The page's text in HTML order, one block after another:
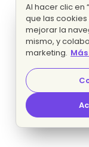
Al hacer clic en
que las
mejorar la
mismo, y
marketing.